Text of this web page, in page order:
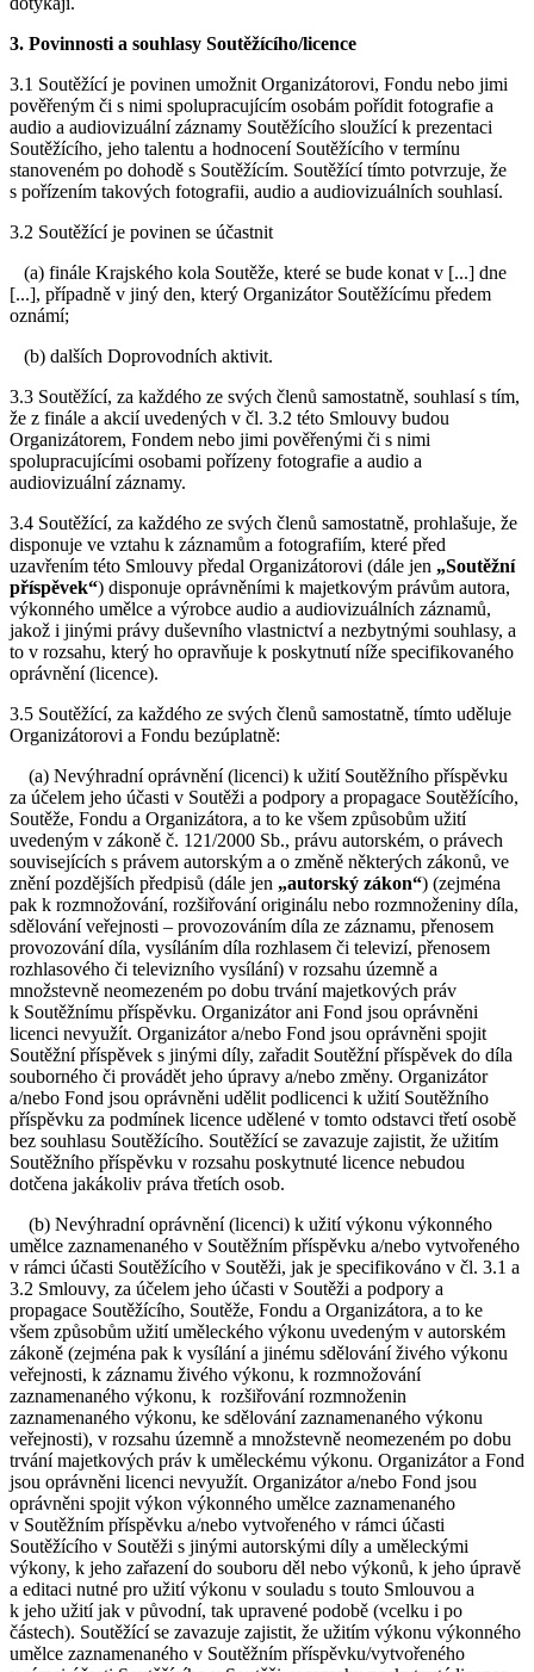
3. Povinnosti a souhlasy Soutěžícího/licence
3.1 Soutěžící je povinen umožnit Organizátorovi, Fondu nebo jimi
pověřeným či s nimi spolupracujícím osobám pořídit fotografie a
audio a audiovizuální záznamy Soutěžícího sloužící k prezentaci
Soutěžícího, jeho talentu a hodnocení Soutěžícího v termínu
stanoveném po dohodě s Soutěžícím. Soutěžící tímto potvrzuje, že
s pořízením takových fotografii, audio a audiovizuálních souhlasí.
3.2 Soutěžící je povinen se účastnit
(a) finále Krajského kola Soutěže, které se bude konat v [...] dne
[...], případně v jiný den, který Organizátor Soutěžícímu předem
oznámí;
(b) dalších Doprovodních aktivit.
3.3 Soutěžící, za každého ze svých členů samostatně, souhlasí s tím,
že z finále a akcií uvedených v čl. 3.2 této Smlouvy budou
Organizátorem, Fondem nebo jimi pověřenými či s nimi
spolupracujícími osobami pořízeny fotografie a audio a
audiovizuální záznamy.
3.4 Soutěžící, za každého ze svých členů samostatně, prohlašuje, že
disponuje ve vztahu k záznamům a fotografiím, které před
uzavřením této Smlouvy předal Organizátorovi (dále jen „Soutěžní
příspěvek“) disponuje oprávněními k majetkovým právům autora,
výkonného umělce a výrobce audio a audiovizuálních záznamů,
jakož i jinými právy duševního vlastnictví a nezbytnými souhlasy, a
to v rozsahu, který ho opravňuje k poskytnutí níže specifikovaného
oprávnění (licence).
3.5 Soutěžící, za každého ze svých členů samostatně, tímto uděluje
Organizátorovi a Fondu bezúplatně:
(a) Nevýhradní oprávnění (licenci) k užití Soutěžního příspěvku
za účelem jeho účasti v Soutěži a podpory a propagace Soutěžícího,
Soutěže, Fondu a Organizátora, a to ke všem způsobům užití
uvedeným v zákoně č. 121/2000 Sb., právu autorském, o právech
souvisejících s právem autorským a o změně některých zákonů, ve
znění pozdějších předpisů (dále jen „autorský zákon“) (zejména
pak k rozmnožování, rozšiřování originálu nebo rozmnoženiny díla,
sdělování veřejnosti – provozováním díla ze záznamu, přenosem
provozování díla, vysíláním díla rozhlasem či televizí, přenosem
rozhlasového či televizního vysílání) v rozsahu územně a
množstevně neomezeném po dobu trvání majetkových práv
k Soutěžnímu příspěvku. Organizátor ani Fond jsou oprávněni
licenci nevyužít. Organizátor a/nebo Fond jsou oprávněni spojit
Soutěžní příspěvek s jinými díly, zařadit Soutěžní příspěvek do díla
souborného či provádět jeho úpravy a/nebo změny. Organizátor
a/nebo Fond jsou oprávněni udělit podlicenci k užití Soutěžního
příspěvku za podmínek licence udělené v tomto odstavci třetí osobě
bez souhlasu Soutěžícího. Soutěžící se zavazuje zajistit, že užitím
Soutěžního příspěvku v rozsahu poskytnuté licence nebudou
dotčena jakákoliv práva třetích osob.
(b) Nevýhradní oprávnění (licenci) k užití výkonu výkonného
umělce zaznamenaného v Soutěžním příspěvku a/nebo vytvořeného
v rámci účasti Soutěžícího v Soutěži, jak je specifikováno v čl. 3.1 a
3.2 Smlouvy, za účelem jeho účasti v Soutěži a podpory a
propagace Soutěžícího, Soutěže, Fondu a Organizátora, a to ke
všem způsobům užití uměleckého výkonu uvedeným v autorském
zákoně (zejména pak k vysílání a jinému sdělování živého výkonu
veřejnosti, k záznamu živého výkonu, k rozmnožování
zaznamenaného výkonu, k rozšiřování rozmnoženin
zaznamenaného výkonu, ke sdělování zaznamenaného výkonu
veřejnosti), v rozsahu územně a množstevně neomezeném po dobu
trvání majetkových práv k uměleckému výkonu. Organizátor a Fond
jsou oprávněni licenci nevyužít. Organizátor a/nebo Fond jsou
oprávněni spojit výkon výkonného umělce zaznamenaného
v Soutěžním příspěvku a/nebo vytvořeného v rámci účasti
Soutěžícího v Soutěži s jinými autorskými díly a uměleckými
výkony, k jeho zařazení do souboru děl nebo výkonů, k jeho úpravě
a editaci nutné pro užití výkonu v souladu s touto Smlouvou a
k jeho užití jak v původní, tak upravené podobě (vcelku i po
částech). Soutěžící se zavazuje zajistit, že užitím výkonu výkonného
umělce zaznamenaného v Soutěžním příspěvku/vytvořeného